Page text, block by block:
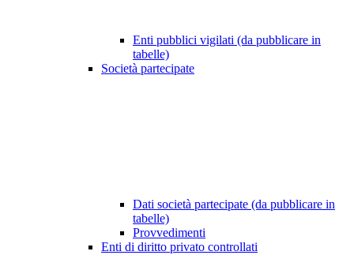
Enti pubblici vigilati (da pubblicare in
tabelle)
Società partecipate
Dati società partecipate (da pubblicare in
tabelle)
Provvedimenti
Enti di diritto privato controllati